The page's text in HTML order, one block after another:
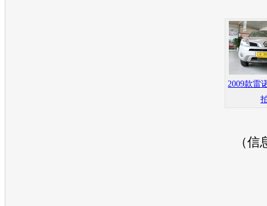
2009款雷
（